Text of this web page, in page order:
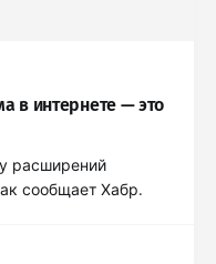
в интернете — это
расширений
сообщает Хабр.